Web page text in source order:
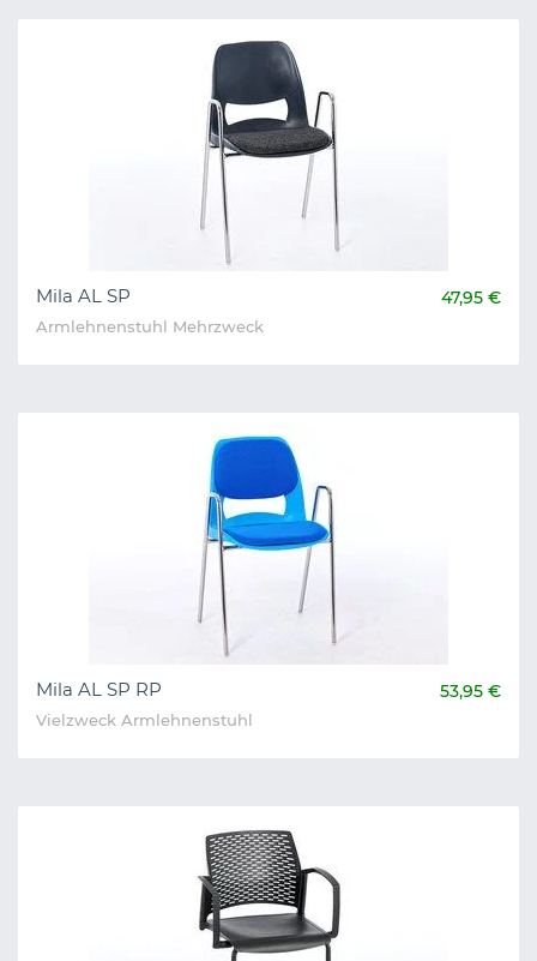
Mila AL SP 47,95 €
Armlehnenstuhl Mehrzweck
Mila AL SP RP 53,95 €
Vielzweck Armlehnenstuhl